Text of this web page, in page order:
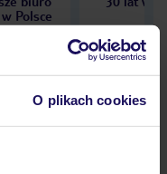
O plikach cookies
Polsce